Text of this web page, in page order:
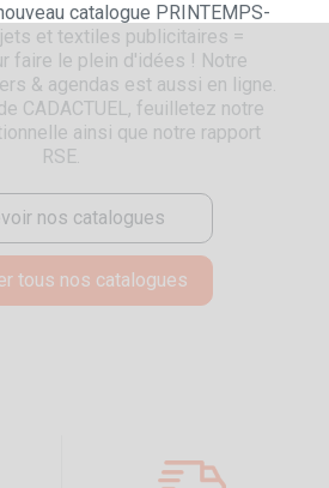
catalogue PRINTEMPS-
et textiles publicitaires =
faire le plein d'idées ! Notre
& agendas est aussi en ligne.
CADACTUEL, feuilletez notre
ainsi que notre rapport
RSE.
nos catalogues
tous nos catalogues